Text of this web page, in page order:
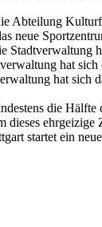
Abteilung
neue
hat sich
hat sich
die
startet ein